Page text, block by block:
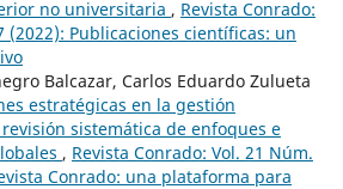
no universitaria , Revista Conrado:
(2022): Publicaciones científicas: un
Balcazar, Carlos Eduardo Zulueta
estratégicas en la gestión
sistemática de enfoques e
, Revista Conrado: Vol. 21 Núm.
Conrado: una plataforma para